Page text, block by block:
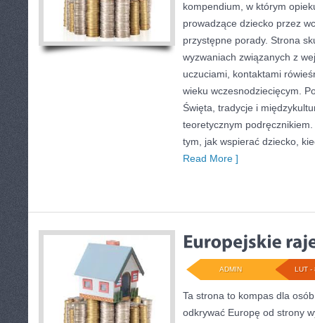
kompendium, w którym
prowadzące dziecko przez
przystępne porady. Strona
wyzwaniach związanych z
uczuciami, kontaktami
wieku wczesnodziecięcym.
Święta, tradycje i
teoretycznym
tym, jak wspierać dziecko,
Read More ]
LUT -
ADMIN
Ta strona to kompas dla
odkrywać Europę od strony